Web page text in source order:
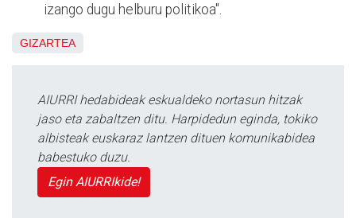
izango dugu helburu politikoa".
GIZARTEA
AIURRI hedabideak eskualdeko nortasun hitzak
jaso eta zabaltzen ditu. Harpidedun eginda, tokiko
albisteak euskaraz lantzen dituen komunikabidea
babestuko duzu.
Egin AIURRIkide!